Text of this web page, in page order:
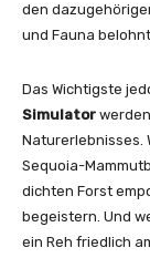
den
und Fauna
Das Wichtigste
Simulator
Naturerlebnisses.
Sequoia-
dichten Forst
begeistern. Und
ein Reh friedlich